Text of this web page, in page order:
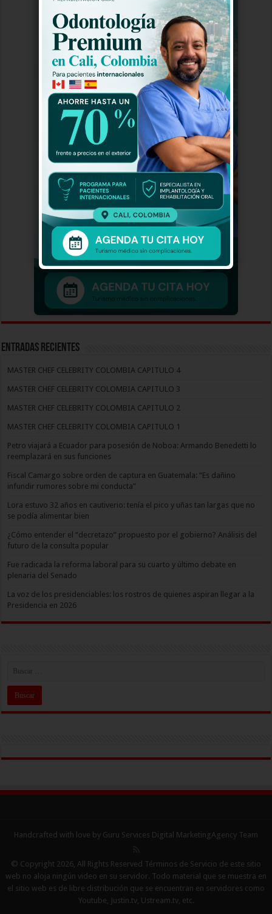
Entradas recientes
MASTER CHEF CELEBRITY COLOMBIA CAPITULO 4
MASTER CHEF CELEBRITY COLOMBIA CAPITULO 3
MASTER CHEF CELEBRITY COLOMBIA CAPITULO 2
MASTER CHEF CELEBRITY COLOMBIA CAPITULO 1
Petro viajará a Ecuador para posesión de Noboa: Armando Benedetti lo
reemplazará en sus funciones
Fiscal Camargo sobre orden de captura en Guatemala: “Es dañino
infundir rumores sobre mi conducta”
Lora estuvo 32 años en cautiverio: tenía el pico y uñas tan largas que no
se podía alimentar bien
¿Cómo entender el “decretazo” propuesto por el gobierno? Análisis del
futuro de la consulta popular
Fue radicada la reforma laboral para su cuarto y último debate en
plenaria del Senado
La voz de los presidenciables: los rostros de quienes aspiran llegar a la
Presidencia en 2026
Handcrafted with love by Guru Services Digital MarketingAgency Team
© Copyright 2026, All Rights Reserved Términos de Servicio de este sitio
web no aloja ningún video en su servidor. Todo material que se muestra en
el sitio web es de libre distribución que se encuentran en servidores como
Youtube, Justin.tv, Ustream.tv, etc.